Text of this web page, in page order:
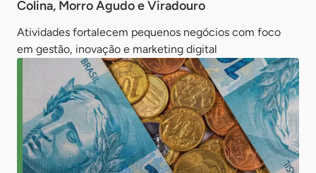
Colina, Morro Agudo e Viradouro
Atividades fortalecem pequenos negócios com foco
em gestão, inovação e marketing digital